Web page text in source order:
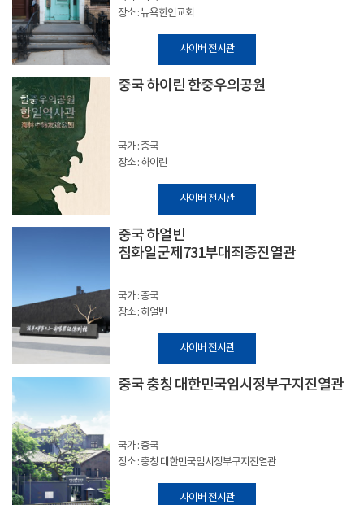
장소 : 뉴욕한인교회
사이버 전시관
중국 하이린 한중우의공원
국가 : 중국
장소 : 하이린
사이버 전시관
중국 하얼빈
침화일군제731부대죄증진열관
국가 : 중국
장소 : 하얼빈
사이버 전시관
중국 충칭 대한민국임시정부구지진열관
국가 : 중국
장소 : 충칭 대한민국임시정부구지진열관
사이버 전시관